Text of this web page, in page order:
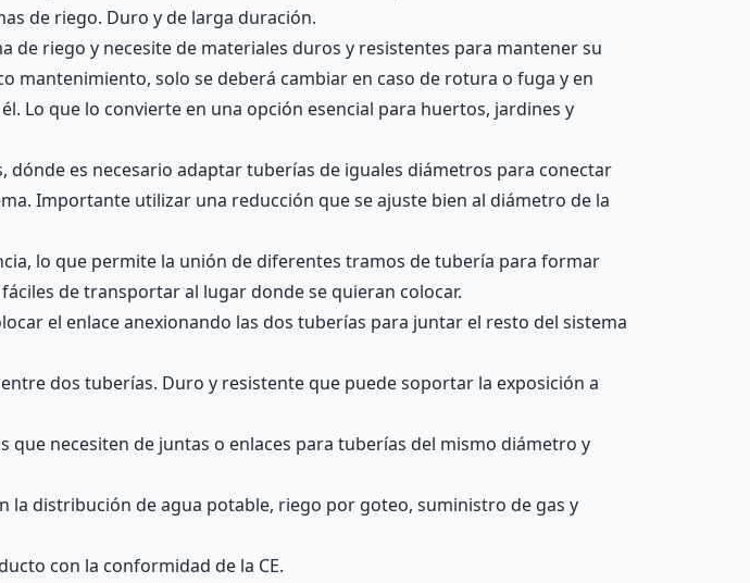
de riego. Duro y de larga duración.
riego y necesite de materiales duros y resistentes para mantener su
mantenimiento, solo se deberá cambiar en caso de rotura o fuga y en
Lo que lo convierte en una opción esencial para huertos, jardines y
es necesario adaptar tuberías de iguales diámetros para conectar
Importante utilizar una reducción que se ajuste bien al diámetro de la
lo que permite la unión de diferentes tramos de tubería para formar
de transportar al lugar donde se quieran colocar.
el enlace anexionando las dos tuberías para juntar el resto del sistema
dos tuberías. Duro y resistente que puede soportar la exposición a
necesiten de juntas o enlaces para tuberías del mismo diámetro y
la distribución de agua potable, riego por goteo, suministro de gas y
con la conformidad de la CE.